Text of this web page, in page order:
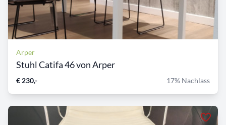
Arper
Stuhl Catifa 46 von Arper
€ 230,- 17% Nachlass